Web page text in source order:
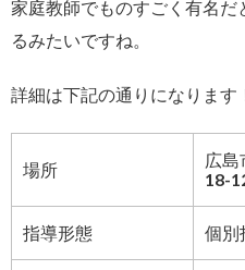
家庭教師でものすごく有名
るみたいですね。
詳細は下記の通りになります
場所
広島
18-
指導形態 個別